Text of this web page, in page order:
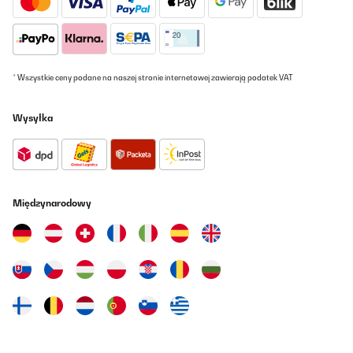
angenehm zu und ab, ohne dass es sich im Dauerbetrieb befindet
Also funktioniert auch dieses Teil in diesem Sinne. dies gibt mir
den Aufschluss, dass das Heizpaneel und der Thermostat sich
gegenseitig in der Nähe befinden müssen, um auch entsprechend
Amazon-Benutzer
disponiamo di molto spazio,ero stata tentata per via delle
aspettative sono state ampiamente ripagate..fa presto calore e
visivamente fa davvero una splendida figura.
Utente Amazon
* Wszystkie ceny podane na naszej stronie internetowej zawierają podatek VAT
Wysyłka
Międzynarodowy